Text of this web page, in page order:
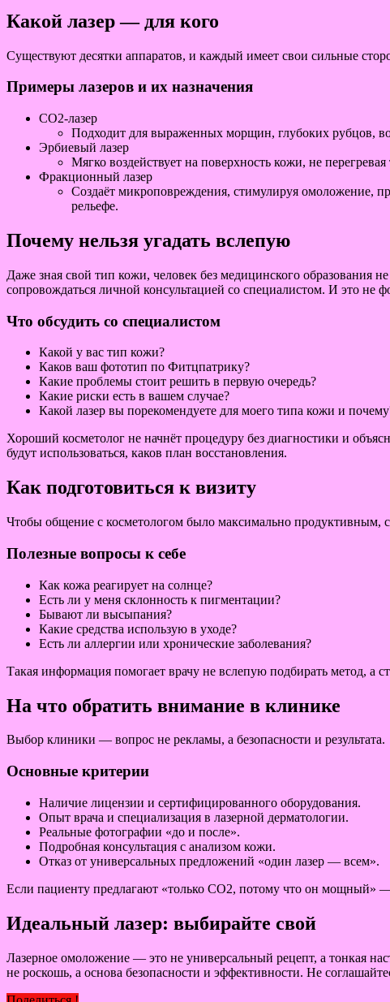
Какой лазер — для кого
Существуют десятки аппаратов, и каждый имеет свои сильные
Примеры лазеров и их назначения
CO2-лазер
Подходит для выраженных морщин, глубоких рубцов,
Эрбиевый лазер
Мягко воздействует на поверхность кожи, не
Фракционный лазер
Создаёт микроповреждения, стимулируя омоложение,
рельефе.
Почему нельзя угадать вслепую
Даже зная свой тип кожи, человек без медицинского образования
сопровождаться личной консультацией со специалистом. И это не
Что обсудить со специалистом
Какой у вас тип кожи?
Каков ваш фототип по Фитцпатрику?
Какие проблемы стоит решить в первую очередь?
Какие риски есть в вашем случае?
Какой лазер вы порекомендуете для моего типа кожи и
Хороший косметолог не начнёт процедуру без диагностики и
будут использоваться, каков план восстановления.
Как подготовиться к визиту
Чтобы общение с косметологом было максимально продуктивным,
Полезные вопросы к себе
Как кожа реагирует на солнце?
Есть ли у меня склонность к пигментации?
Бывают ли высыпания?
Какие средства использую в уходе?
Есть ли аллергии или хронические заболевания?
Такая информация помогает врачу не вслепую подбирать метод, а
На что обратить внимание в клинике
Выбор клиники — вопрос не рекламы, а безопасности и результата.
Основные критерии
Наличие лицензии и сертифицированного оборудования.
Опыт врача и специализация в лазерной дерматологии.
Реальные фотографии «до и после».
Подробная консультация с анализом кожи.
Отказ от универсальных предложений «один лазер — всем».
Если пациенту предлагают «только CO2, потому что он мощный»
Идеальный лазер: выбирайте свой
Лазерное омоложение — это не универсальный рецепт, а тонкая
не роскошь, а основа безопасности и эффективности. Не